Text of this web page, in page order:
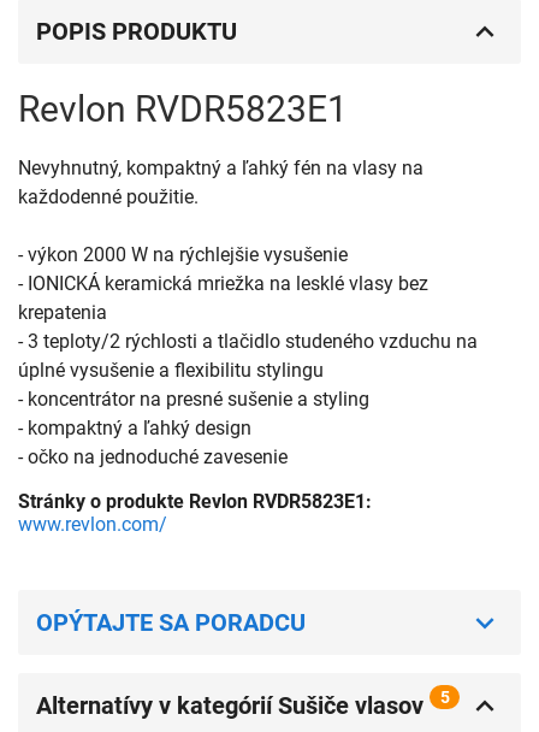
POPIS PRODUKTU
Revlon RVDR5823E1
Nevyhnutný, kompaktný a ľahký fén na vlasy na
každodenné použitie.
- výkon 2000 W na rýchlejšie vysušenie
- IONICKÁ keramická mriežka na lesklé vlasy bez
krepatenia
- 3 teploty/2 rýchlosti a tlačidlo studeného vzduchu na
úplné vysušenie a flexibilitu stylingu
- koncentrátor na presné sušenie a styling
- kompaktný a ľahký design
- očko na jednoduché zavesenie
Stránky o produkte Revlon RVDR5823E1:
www.revlon.com/
OPÝTAJTE SA PORADCU
Alternatívy v kategórií Sušiče vlasov 5